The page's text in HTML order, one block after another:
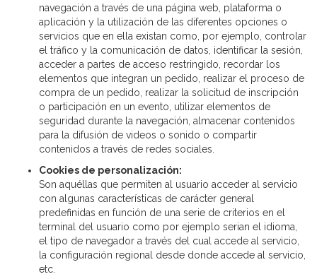
navegación a través de una página web, plataforma o
aplicación y la utilización de las diferentes opciones o
servicios que en ella existan como, por ejemplo, controlar
el tráfico y la comunicación de datos, identificar la sesión,
acceder a partes de acceso restringido, recordar los
elementos que integran un pedido, realizar el proceso de
compra de un pedido, realizar la solicitud de inscripción
o participación en un evento, utilizar elementos de
seguridad durante la navegación, almacenar contenidos
para la difusión de videos o sonido o compartir
contenidos a través de redes sociales.
Cookies de personalización:
Son aquéllas que permiten al usuario acceder al servicio
con algunas características de carácter general
predefinidas en función de una serie de criterios en el
terminal del usuario como por ejemplo serian el idioma,
el tipo de navegador a través del cual accede al servicio,
la configuración regional desde donde accede al servicio,
etc.